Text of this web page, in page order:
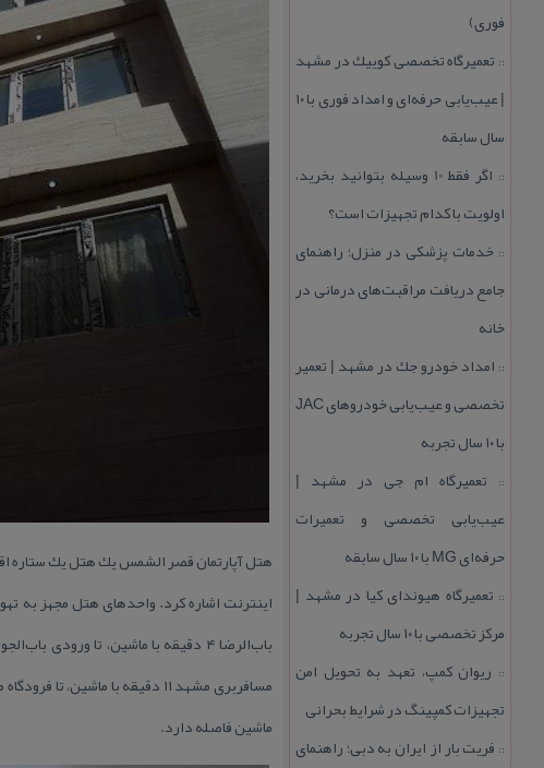
فوری)
:: تعمیرگاه تخصصی كوییك در مشهد
| عیب‌یابی حرفه‌ای و امداد فوری با ۱۰
سال سابقه
::
اگر فقط 10 وسیله بتوانید بخرید،
اولویت با كدام تجهیزات است؟
:: خدمات پزشكی در منزل؛ راهنمای
جامع دریافت مراقبت‌های درمانی در
خانه
:: امداد خودرو جك در مشهد | تعمیر
تخصصی و عیب‌یابی خودروهای JAC
با ۱۰ سال تجربه
:: تعمیرگاه ام جی در مشهد |
عیب‌یابی تخصصی و تعمیرات
حرفه‌ای MG با ۱۰ سال سابقه
:: تعمیرگاه هیوندای كیا در مشهد |
مركز تخصصی با ۱۰ سال تجربه
:: ریوان كمپ، تعهد به تحویل امن
تجهیزات كمپینگ در شرایط بحرانی
:: فریت بار از ایران به دبی؛ راهنمای
هتل آپارتمان قصر الشمس یك هتل یك ستاره
ماشین فاصله دارد.